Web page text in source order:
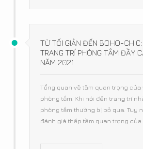
TỪ TỐI GIẢN ĐẾN BOHO-
TRANG TRÍ PHÒNG TẮM ĐẦY
NĂM 2021
Tổng quan về tầm quan trọng
phòng tắm. Khi nói đến trang trí
phòng tắm thường bị bỏ qua. Tuy
đánh giá thấp tầm quan trọng của